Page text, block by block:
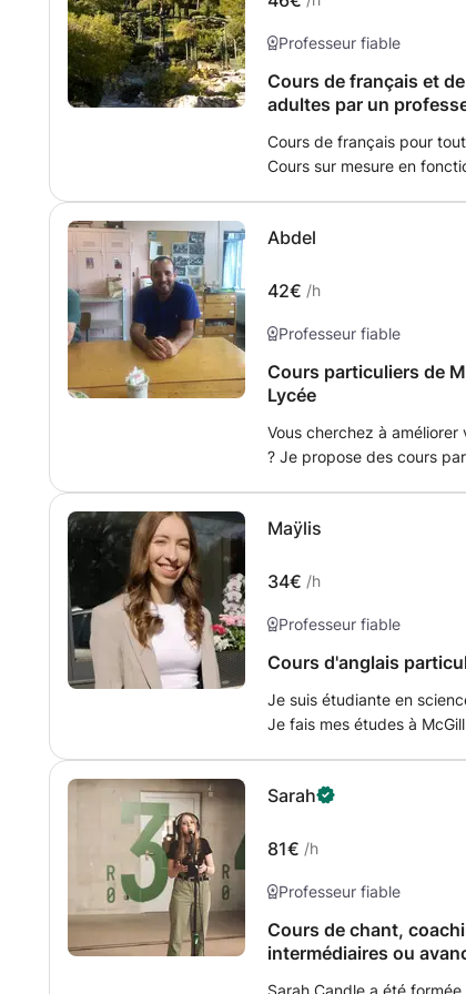
Professeur fiable
Cours de français et
adultes par un
Cours de français pour
Cours sur mesure en
français c'est à dire
documents. Professeur avec une expérience de plus de 20 ans,
lycée et
Abdel
42€ /h
Professeur fiable
Cours particuliers de
Lycée
Vous cherchez à
? Je propose des cours
Maÿlis
34€ /h
Professeur fiable
Cours d'anglais
Je suis étudiante en
Je fais mes études à
j'étais dans une école
Sarah
81€ /h
Professeur fiable
Cours de chant,
intermédiaires ou
Sarah Candle a été